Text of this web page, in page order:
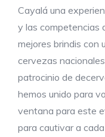
Cayalá una
y las competencias
mejores brindis con
cervezas
patrocinio de
hemos unido para
ventana para este
para cautivar a